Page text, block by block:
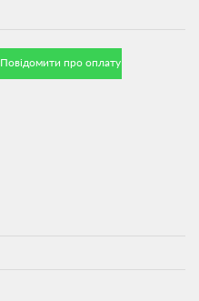
Повідомити про оплату